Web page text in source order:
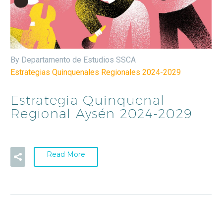
By Departamento de Estudios SSCA
Estrategias Quinquenales Regionales 2024-2029
Estrategia Quinquenal
Regional Aysén 2024-2029
Read More